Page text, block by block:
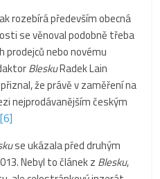
rozebírá především obecná
se věnoval podobně třeba
prodejců nebo novému
BleskuRadek Lain
že právě v zaměření na
nejprodávanějším českým
[6]
se ukázala před druhým
Nebyl to článek z Blesku,